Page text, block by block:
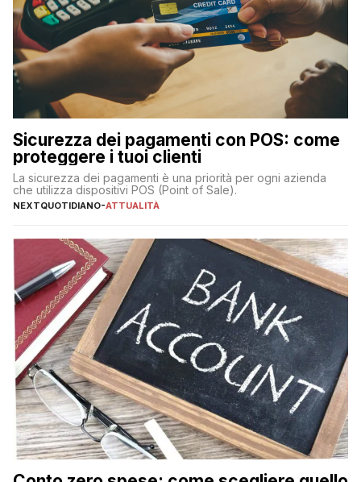
Sicurezza dei pagamenti con POS: come
proteggere i tuoi clienti
La sicurezza dei pagamenti è una priorità per ogni azienda
che utilizza dispositivi POS (Point of Sale).
NEXTQUOTIDIANO-ATTUALITÀ